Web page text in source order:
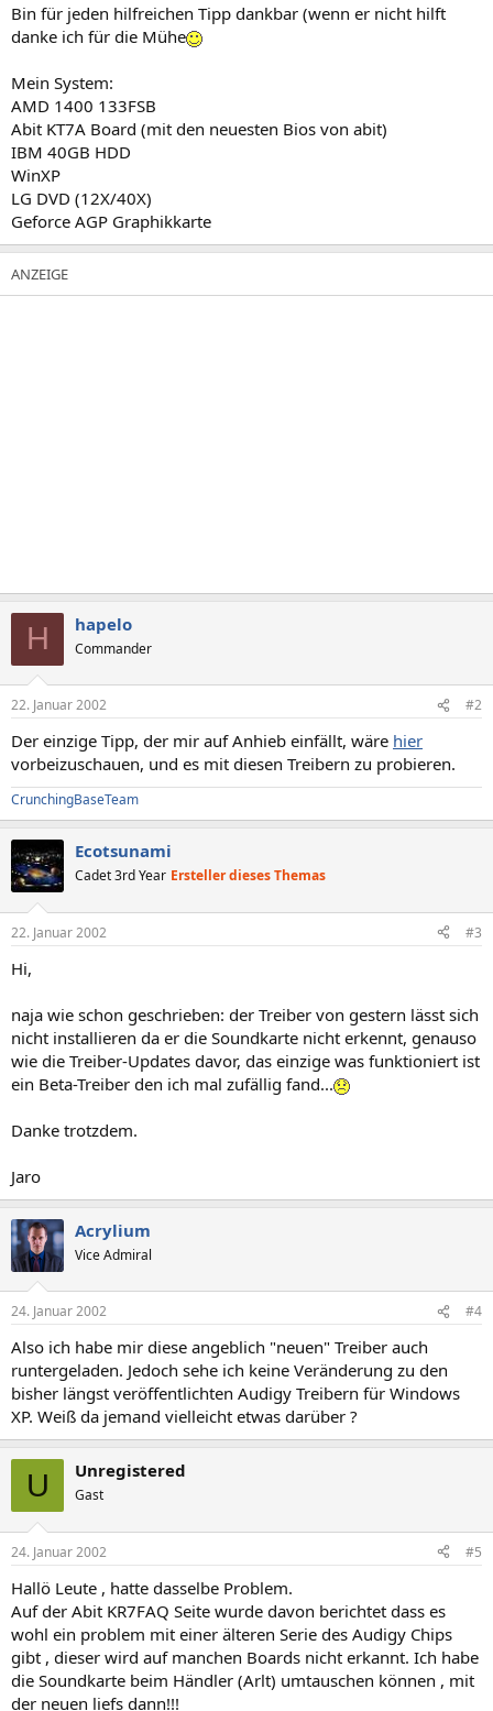
Bin für jeden hilfreichen Tipp dankbar (wenn er nicht hilft
danke ich für die Mühe
Mein System:
AMD 1400 133FSB
Abit KT7A Board (mit den neuesten Bios von abit)
IBM 40GB HDD
WinXP
LG DVD (12X/40X)
Geforce AGP Graphikkarte
H hapelo
Commander
22. Januar 2002 #2
Der einzige Tipp, der mir auf Anhieb einfällt, wäre hier
vorbeizuschauen, und es mit diesen Treibern zu probieren.
CrunchingBaseTeam
Ecotsunami
Cadet 3rd Year Ersteller dieses Themas
22. Januar 2002 #3
Hi,
naja wie schon geschrieben: der Treiber von gestern lässt sich
nicht installieren da er die Soundkarte nicht erkennt, genauso
wie die Treiber-Updates davor, das einzige was funktioniert ist
ein Beta-Treiber den ich mal zufällig fand...
Danke trotzdem.
Jaro
Acrylium
Vice Admiral
24. Januar 2002 #4
Also ich habe mir diese angeblich "neuen" Treiber auch
runtergeladen. Jedoch sehe ich keine Veränderung zu den
bisher längst veröffentlichten Audigy Treibern für Windows
XP. Weiß da jemand vielleicht etwas darüber ?
U Unregistered
Gast
24. Januar 2002 #5
Hallö Leute , hatte dasselbe Problem.
Auf der Abit KR7FAQ Seite wurde davon berichtet dass es
wohl ein problem mit einer älteren Serie des Audigy Chips
gibt , dieser wird auf manchen Boards nicht erkannt. Ich habe
die Soundkarte beim Händler (Arlt) umtauschen können , mit
der neuen liefs dann!!!